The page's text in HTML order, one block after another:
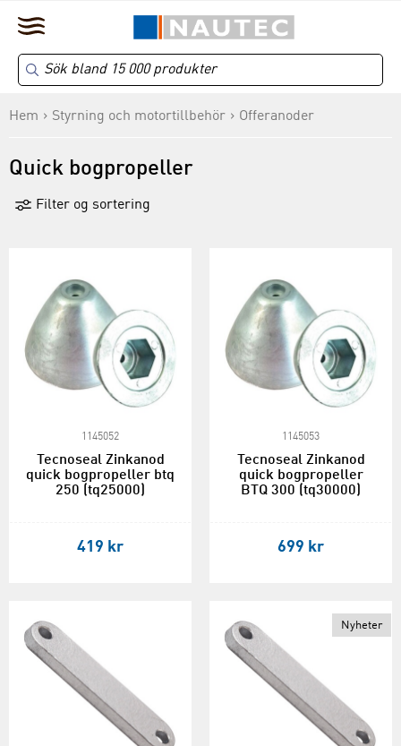
Hem Styrning och motortillbehör Offeranoder
Quick bogpropeller
Filter og sortering
1145052
Tecnoseal Zinkanod
quick bogpropeller btq
250 (tq25000)
419 kr
1145053
Tecnoseal Zinkanod
quick bogpropeller
BTQ 300 (tq30000)
699 kr
Nyheter